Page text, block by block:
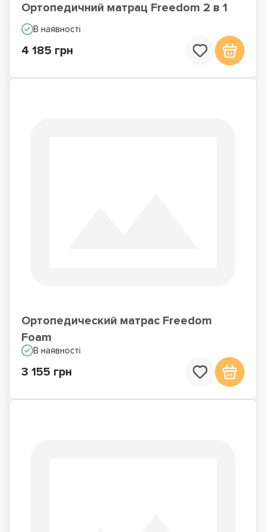
Ортопедичний матрац Freedom 2 в 1
В наявності
4 185 грн
Ортопедический матрас Freedom
Foam
В наявності
3 155 грн